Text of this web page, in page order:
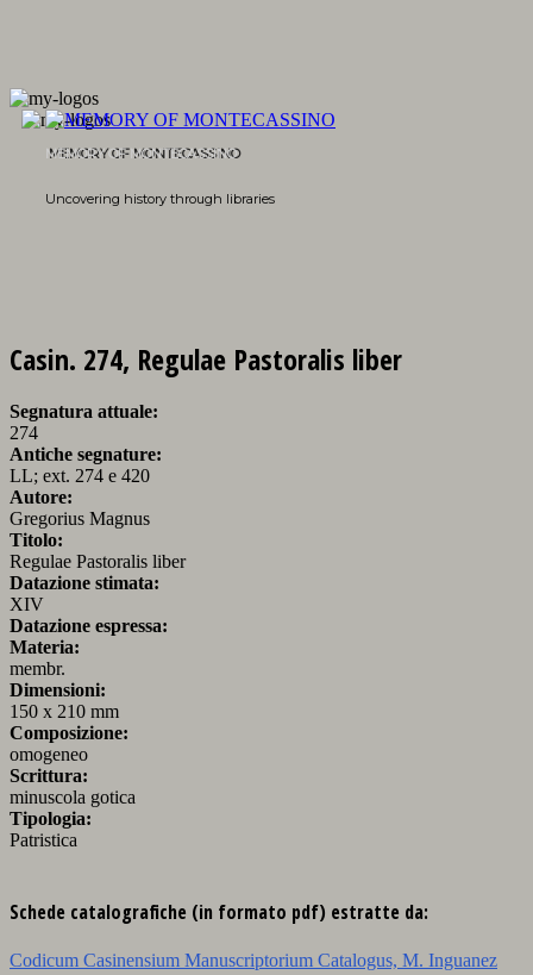
MEMORY OF MONTECASSINO
Uncovering history through libraries
Casin. 274, Regulae Pastoralis liber
Segnatura attuale:
274
Antiche segnature:
LL; ext. 274 e 420
Autore:
Gregorius Magnus
Titolo:
Regulae Pastoralis liber
Datazione stimata:
XIV
Datazione espressa:
Materia:
membr.
Dimensioni:
150 x 210 mm
Composizione:
omogeneo
Scrittura:
minuscola gotica
Tipologia:
Patristica
Schede catalografiche (in formato pdf) estratte da:
Codicum Casinensium Manuscriptorium Catalogus, M. Inguanez